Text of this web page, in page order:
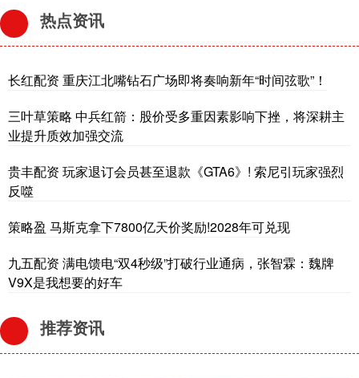
热点资讯
长红配资 重庆江北嘴钻石广场即将奏响新年“时间弦歌”！
三叶草策略 中兵红箭：股价受多重因素影响下挫，将深耕主
业提升质效加强交流
贵丰配资 玩家退订会员甚至退款《GTA6》! 索尼引玩家强烈
反噬
策略盈 马斯克拿下7800亿天价奖励!2028年可兑现
九五配资 满电馈电“双4秒级”打破行业通病，张智霖：魏牌
V9X是我想要的好车
推荐资讯